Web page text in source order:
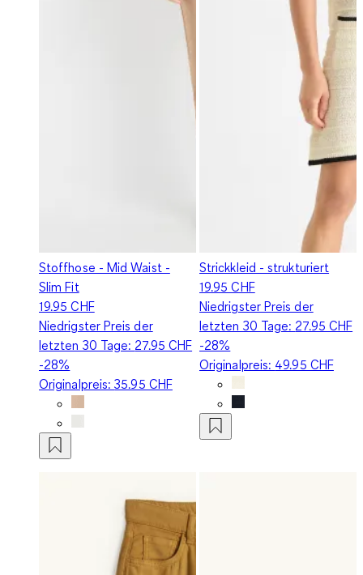
Stoffhose - Mid Waist -
Slim Fit
19.95 CHF
Niedrigster Preis der
letzten 30 Tage: 27.95 CHF
-28%
Originalpreis:35.95 CHF
Strickkleid - strukturiert
19.95 CHF
Niedrigster Preis der
letzten 30 Tage: 27.95 CHF
-28%
Originalpreis: 49.95 CHF